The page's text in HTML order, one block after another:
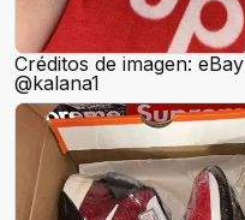
Créditos de imagen: eBay
@kalana1